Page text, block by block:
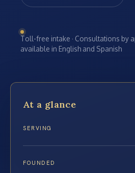
Toll-free intake · Consultations by
available in English and Spanish
At a glance
SERVING
FOUNDED